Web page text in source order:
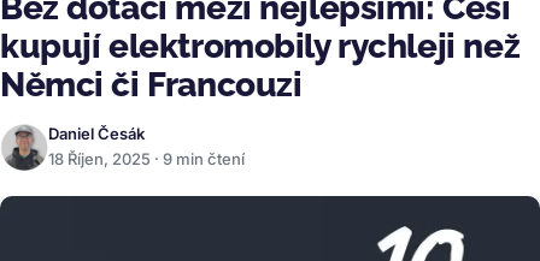
kupují elektromobily rychleji než
Němci či Francouzi
Daniel Česák
18 Říjen, 2025 · 9 min čtení